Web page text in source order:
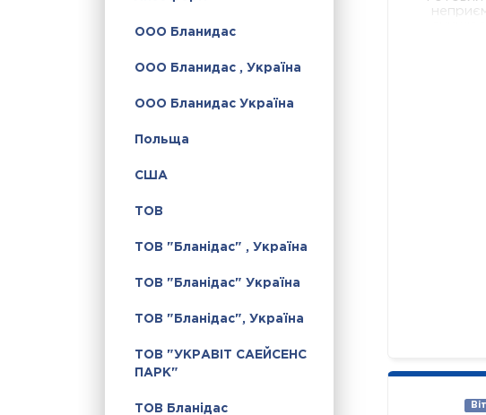
ООО Бланидас
ООО Бланидас , Україна
ООО Бланидас Україна
Польща
США
ТОВ
ТОВ "Бланідас" , Україна
ТОВ "Бланідас" Україна
ТОВ "Бланідас", Україна
ТОВ "УКРАВІТ САЕЙСЕНС
ПАРК"
ТОВ Бланідас
різного